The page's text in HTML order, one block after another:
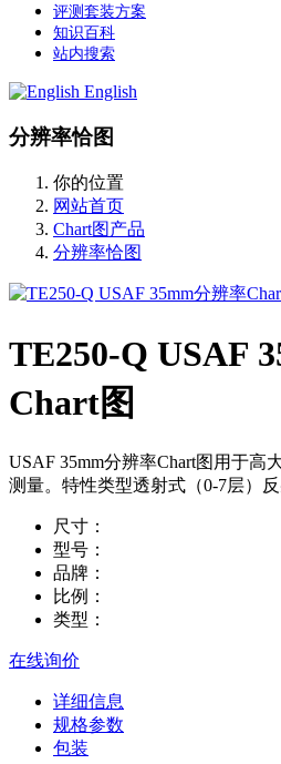
评测套装方案
知识百科
站内搜索
English
分辨率恰图
你的位置
网站首页
Chart图产品
分辨率恰图
TE250-Q USAF
Chart图
USAF 35mm分辨率Chart图用于高
测量。特性类型透射式（0-7层）
尺寸：
型号：
品牌：
比例：
类型：
在线询价
详细信息
规格参数
包装